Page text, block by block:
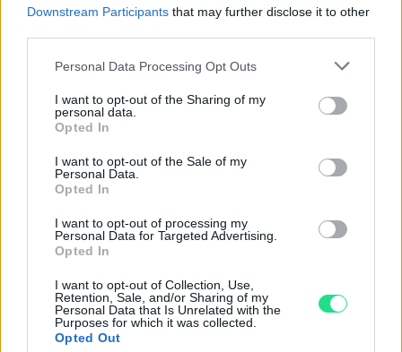
Downstream Participants that may further disclose it to other
Please note that this website/app uses one or more Google
not limited to your visit or usage behaviour. You may click to
grant or deny consent to Google and its third-party tags to
use your data for below specified purposes in below Google
consent section.
Personal Data Processing Opt Outs
I want to opt-out of the Sharing of my
personal data.
Opted In
I want to opt-out of the Sale of my
Personal Data.
Opted In
I want to opt-out of processing my
Personal Data for Targeted Advertising.
Opted In
I want to opt-out of Collection, Use,
Retention, Sale, and/or Sharing of my
Personal Data that Is Unrelated with the
Purposes for which it was collected.
Opted Out
nostro laboratorio di assistenza.
Per maggiori dettagli consultate la nostra
all'acquisto
Contattaci per richiedere maggiori
informazioni o prenotare una
videochiamata: